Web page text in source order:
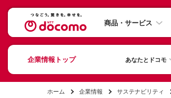
商品・サービス
企業情報トップ あなたとドコモ
ホーム 企業情報 サステナビリティ